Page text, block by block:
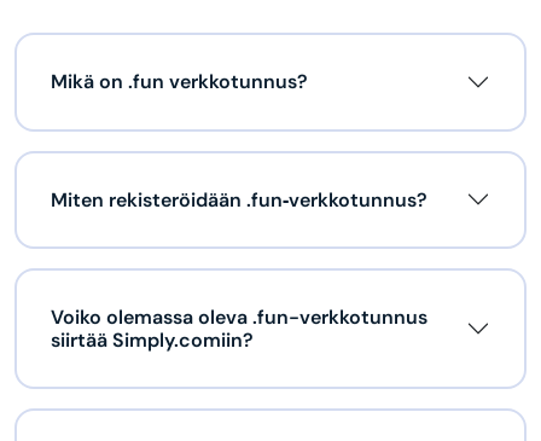
Mikä on .fun verkkotunnus?
Miten rekisteröidään .fun‑verkkotunnus?
Voiko olemassa oleva .fun-verkkotunnus
siirtää Simply.comiin?